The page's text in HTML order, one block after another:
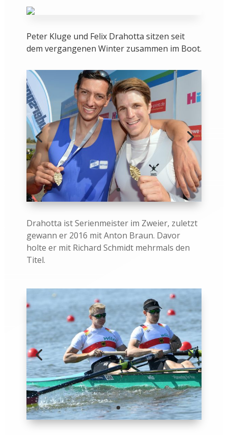
Peter Kluge und Felix Drahotta sitzen seit
dem vergangenen Winter zusammen im Boot.
Drahotta ist Serienmeister im Zweier, zuletzt
gewann er 2016 mit Anton Braun. Davor
holte er mit Richard Schmidt mehrmals den
Titel.